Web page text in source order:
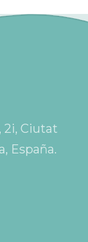
2i, Ciutat
España.